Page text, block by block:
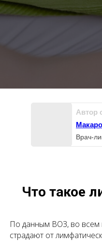
Врач-
Автор
Что такое
По данным ВОЗ, во всем
страдают от